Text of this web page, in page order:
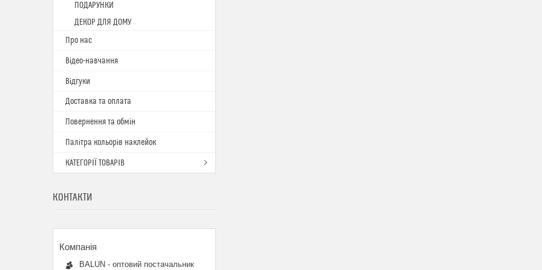
ПОДАРУНКИ
ДЕКОР ДЛЯ ДОМУ
Про нас
Відео-навчання
Відгуки
Доставка та оплата
Повернення та обмін
Палітра кольорів наклейок
КАТЕГОРІЇ ТОВАРІВ
КОНТАКТИ
BALUN - оптовий постачальник